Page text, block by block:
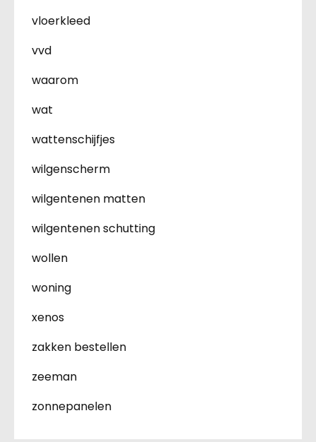
vloerkleed
vvd
waarom
wat
wattenschijfjes
wilgenscherm
wilgentenen matten
wilgentenen schutting
wollen
woning
xenos
zakken bestellen
zeeman
zonnepanelen